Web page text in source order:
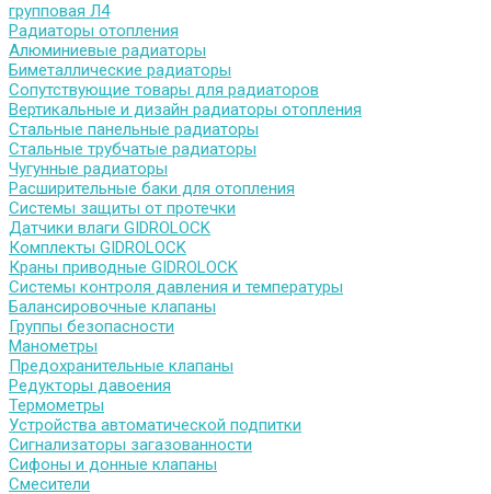
групповая Л4
Радиаторы отопления
Алюминиевые радиаторы
Биметаллические радиаторы
Сопутствующие товары для радиаторов
Вертикальные и дизайн радиаторы отопления
Стальные панельные радиаторы
Стальные трубчатые радиаторы
Чугунные радиаторы
Расширительные баки для отопления
Системы защиты от протечки
Датчики влаги GIDROLOCK
Комплекты GIDROLOCK
Краны приводные GIDROLOCK
Системы контроля давления и температуры
Балансировочные клапаны
Группы безопасности
Манометры
Предохранительные клапаны
Редукторы давоения
Термометры
Устройства автоматической подпитки
Сигнализаторы загазованности
Сифоны и донные клапаны
Смесители